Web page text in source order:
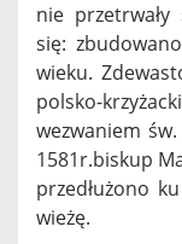
nie przetrwały
się:
wieku.
polsko-
wezwaniem
1581r.biskup
przedłużono
wieżę.